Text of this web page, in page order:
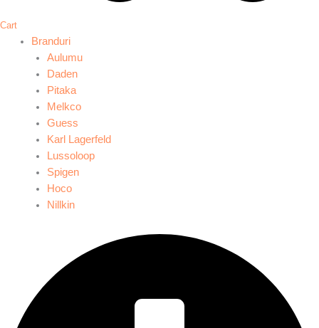
Cart
Branduri
Aulumu
Daden
Pitaka
Melkco
Guess
Karl Lagerfeld
Lussoloop
Spigen
Hoco
Nillkin